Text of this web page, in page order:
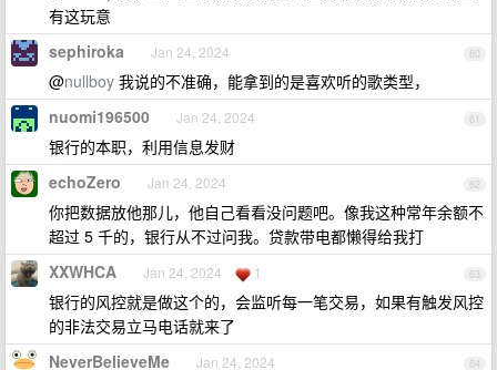
有这玩意
60
sephiroka Jan 24, 2024
@nullboy 我说的不准确，能拿到的是喜欢听的歌类型，
61
nuomi196500 Jan 24, 2024
银行的本职，利用信息发财
62
echoZero Jan 24, 2024
你把数据放他那儿，他自己看看没问题吧。像我这种常年余额不
超过 5 千的，银行从不过问我。贷款带电都懒得给我打
63
XXWHCA Jan 24, 2024 1
银行的风控就是做这个的，会监听每一笔交易，如果有触发风控
的非法交易立马电话就来了
64
NeverBelieveMe Jan 24, 2024